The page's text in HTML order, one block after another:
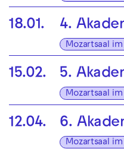
18.01. 4.
Mozartsaal
15.02. 5.
Mozartsaal
12.04. 6.
Mozartsaal